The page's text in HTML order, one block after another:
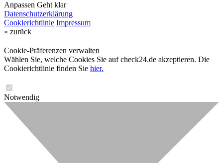
Anpassen Geht klar
Datenschutzerklärung
Cookierichtlinie Impressum
« zurück
Cookie-Präferenzen verwalten
Wählen Sie, welche Cookies Sie auf check24.de akzeptieren. Die
Cookierichtlinie finden Sie hier.
Notwendig